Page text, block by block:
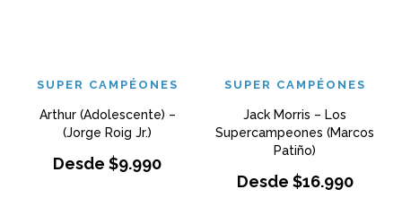
SUPER CAMPÉONES
Arthur (Adolescente) –
(Jorge Roig Jr.)
Desde $9.990
SUPER CAMPÉONES
Jack Morris – Los
Supercampeones (Marcos
Patiño)
Desde $16.990